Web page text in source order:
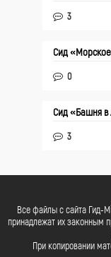
3
Сид
0
Сид «Башня в
3
Все файлы с сайта Гид-
принадлежат их законным
При копировании